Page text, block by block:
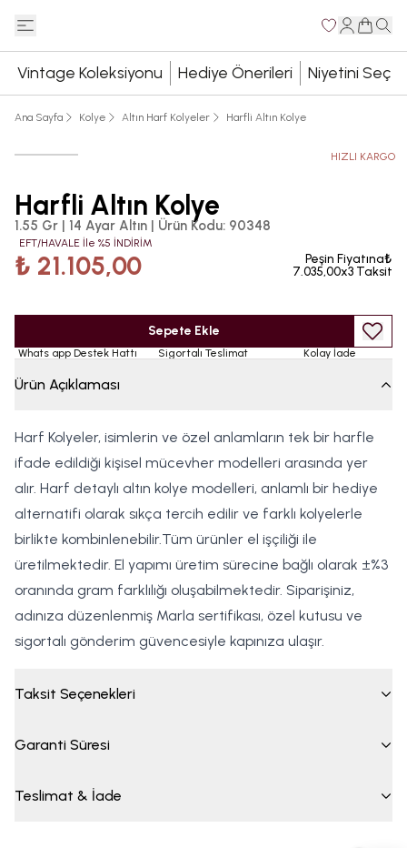
Vintage Koleksiyonu Hediye Önerileri Niyetini Seç
Ana Sayfa Kolye Altın Harf Kolyeler Harfli Altın Kolye
HIZLI KARGO
Harfli Altın Kolye
1.55 Gr | 14 Ayar Altın | Ürün Kodu: 90348
EFT/HAVALE İle %5 İNDİRİM
₺ 21.105,00
Peşin Fiyatına₺
7.035,00x3 Taksit
Sepete Ekle
Whats app Destek Hattı Sigortalı Teslimat Kolay İade
Ürün Açıklaması
Harf Kolyeler, isimlerin ve özel anlamların tek bir harfle
ifade edildiği kişisel mücevher modelleri arasında yer
alır. Harf detaylı altın kolye modelleri, anlamlı bir hediye
alternatifi olarak sıkça tercih edilir ve farklı kolyelerle
birlikte kombinlenebilir.Tüm ürünler el işçiliği ile
üretilmektedir. El yapımı üretim sürecine bağlı olarak ±%3
oranında gram farklılığı oluşabilmektedir. Siparişiniz,
adınıza düzenlenmiş Marla sertifikası, özel kutusu ve
sigortalı gönderim güvencesiyle kapınıza ulaşır.
Taksit Seçenekleri
Garanti Süresi
Teslimat & İade